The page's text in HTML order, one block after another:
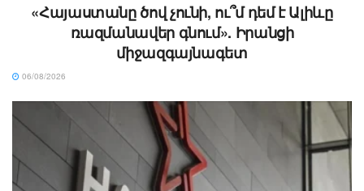
«Հայաստանը ծով չունի, ու՞մ դեմ է Ալիևը
ռազմանավեր գնում». Իրանցի
միջազգայնագետ
06/08/2026